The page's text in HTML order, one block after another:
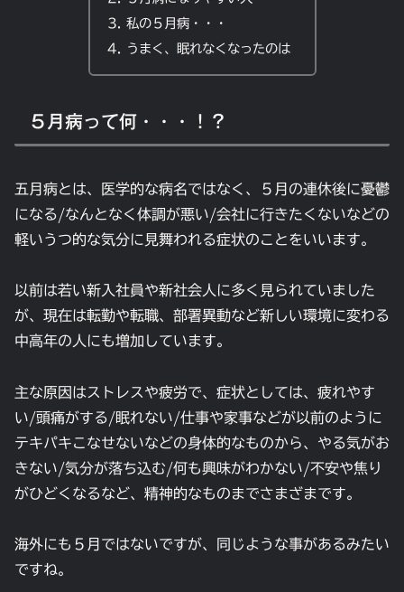
私の５月病・・・
うまく、眠れなくなったのは
５月病って何・・・！？
五月病とは、医学的な病名ではなく、５月の連休後に憂鬱
になる/なんとなく体調が悪い/会社に行きたくないなどの
軽いうつ的な気分に見舞われる症状のことをいいます。
以前は若い新入社員や新社会人に多く見られていました
が、現在は転勤や転職、部署異動など新しい環境に変わる
中高年の人にも増加しています。
主な原因はストレスや疲労で、症状としては、疲れやす
い/頭痛がする/眠れない/仕事や家事などが以前のように
テキパキこなせないなどの身体的なものから、やる気がお
きない/気分が落ち込む/何も興味がわかない/不安や焦り
がひどくなるなど、精神的なものまでさまざまです。
海外にも５月ではないですが、同じような事があるみたい
ですね。